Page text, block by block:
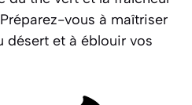
vous à maîtriser
désert et à éblouir vos